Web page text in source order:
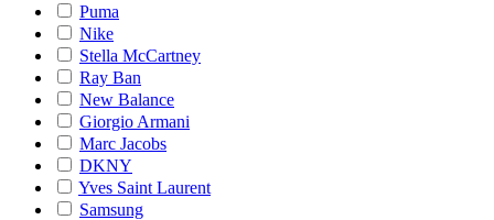
Puma
Nike
Stella McCartney
Ray Ban
New Balance
Giorgio Armani
Marc Jacobs
DKNY
Yves Saint Laurent
Samsung